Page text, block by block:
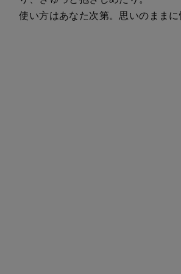
使い方はあなた次第。思いのままに